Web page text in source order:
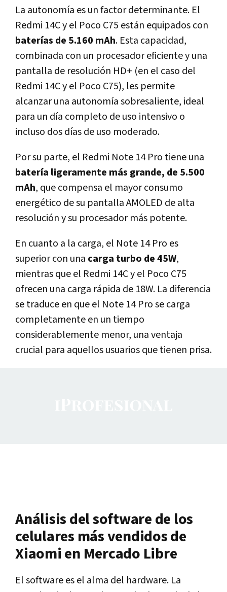
La autonomía es un factor determinante. El
Redmi 14C y el Poco C75 están equipados con
baterías de 5.160 mAh. Esta capacidad,
combinada con un procesador eficiente y una
pantalla de resolución HD+ (en el caso del
Redmi 14C y el Poco C75), les permite
alcanzar una autonomía sobresaliente, ideal
para un día completo de uso intensivo o
incluso dos días de uso moderado.
Por su parte, el Redmi Note 14 Pro tiene una
batería ligeramente más grande, de 5.500
mAh, que compensa el mayor consumo
energético de su pantalla AMOLED de alta
resolución y su procesador más potente.
En cuanto a la carga, el Note 14 Pro es
superior con una carga turbo de 45W,
mientras que el Redmi 14C y el Poco C75
ofrecen una carga rápida de 18W. La diferencia
se traduce en que el Note 14 Pro se carga
completamente en un tiempo
considerablemente menor, una ventaja
crucial para aquellos usuarios que tienen prisa.
Análisis del software de los
celulares más vendidos de
Xiaomi en Mercado Libre
El software es el alma del hardware. La